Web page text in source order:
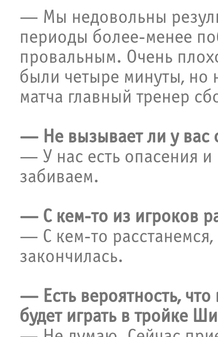
— Мы недовольны
периоды более-менее
провальным. Очень
были четыре минуты, но
матча главный тренер
— Не вызывает ли у вас
— У нас есть опасения
забиваем.
— С кем-то из игроков
— С кем-то
закончилась.
— Есть вероятность,
будет играть в тройке